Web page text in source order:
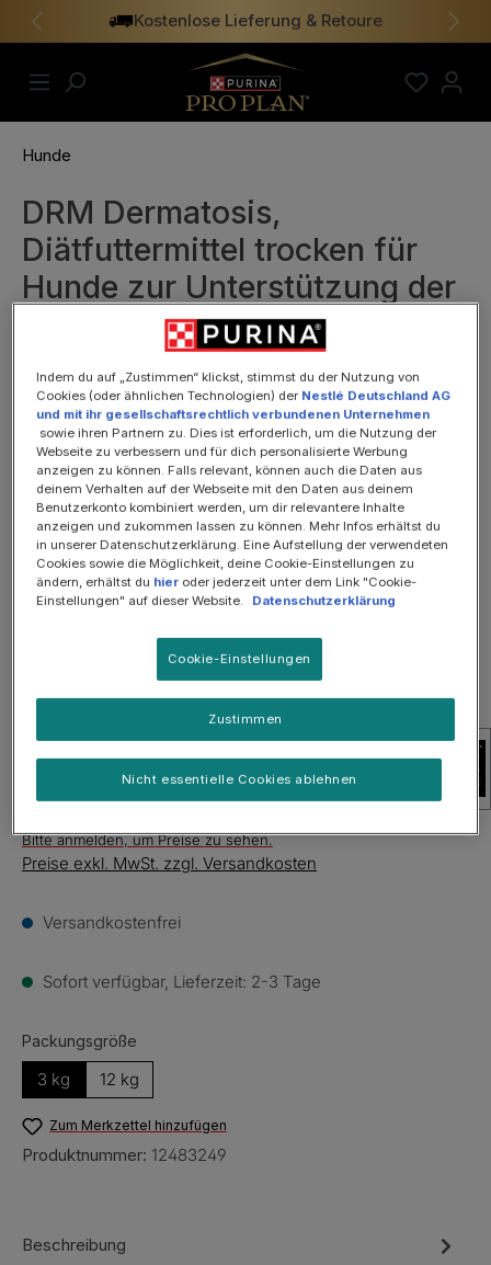
springen Kostenlose Lieferung & Retoure
Vorheriges
Hunde
DRM Dermatosis,
Diätfuttermittel trocken für
Hunde zur Unterstützung der
Hautfunktion, 3kg
Bildergalerie überspringen
Bitte anmelden, um Preise zu sehen.
Preise exkl. MwSt. zzgl. Versandkosten
Versandkostenfrei
Sofort verfügbar, Lieferzeit: 2-3 Tage
Packungsgröße
3 kg 12 kg
Zum Merkzettel hinzufügen
Produktnummer: 12483249
Beschreibung
Indem du auf „Zustimmen“ klickst, stimmst du der Nutzung von
Cookies (oder ähnlichen Technologien) der Nestlé Deutschland AG
und mit ihr gesellschaftsrechtlich verbundenen Unternehmen
sowie ihren Partnern zu. Dies ist erforderlich, um die Nutzung der
Webseite zu verbessern und für dich personalisierte Werbung
anzeigen zu können. Falls relevant, können auch die Daten aus
deinem Verhalten auf der Webseite mit den Daten aus deinem
Benutzerkonto kombiniert werden, um dir relevantere Inhalte
anzeigen und zukommen lassen zu können. Mehr Infos erhältst du
in unserer Datenschutzerklärung. Eine Aufstellung der verwendeten
Cookies sowie die Möglichkeit, deine Cookie-Einstellungen zu
ändern, erhältst du hier oder jederzeit unter dem Link "Cookie-
Einstellungen" auf dieser Website.
Datenschutzerklärung
Cookie-Einstellungen
Nicht essentielle Cookies ablehnen
Zustimmen